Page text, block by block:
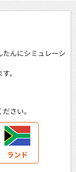
んにシミュレーシ
。
さい。
ランド